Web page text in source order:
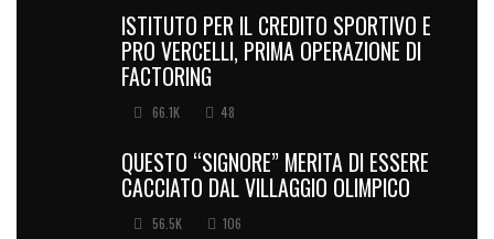
ISTITUTO PER IL CREDITO SPORTIVO E
PRO VERCELLI, PRIMA OPERAZIONE DI
FACTORING
66.1K 48
QUESTO “SIGNORE” MERITA DI ESSERE
CACCIATO DAL VILLAGGIO OLIMPICO
56.5K 106